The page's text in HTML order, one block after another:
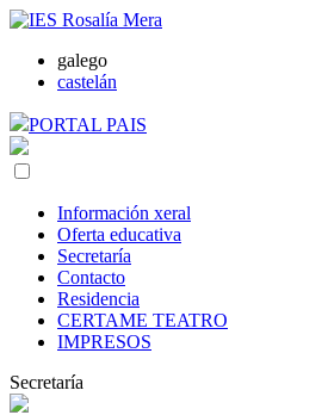
galego
castelán
PORTAL PAIS
Información xeral
Oferta educativa
Secretaría
Contacto
Residencia
CERTAME TEATRO
IMPRESOS
Secretaría